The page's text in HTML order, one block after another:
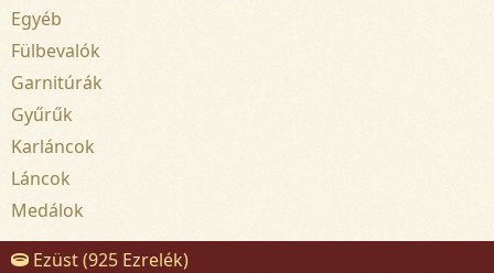
Egyéb
Fülbevalók
Garnitúrák
Gyűrűk
Karláncok
Láncok
Medálok
Ezüst (925 Ezrelék)